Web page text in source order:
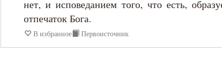
Иаков Низибийский
Игнатий Антиохийский
нет, и исповеданием того, что есть,
отпечаток Бога.
В избранное Первоисточник